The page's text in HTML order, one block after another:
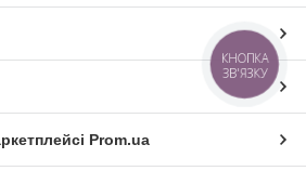
Prom.ua
КНОПКА
ЗВ'ЯЗКУ